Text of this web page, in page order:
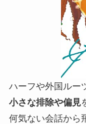
ハーフや外国ルー
小さな排除や偏見
何気ない会話から